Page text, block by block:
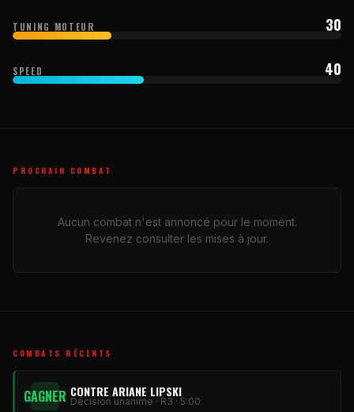
TUNING MOTEUR 30
SPEED 40
PROCHAIN COMBAT
Aucun combat n'est annoncé pour le moment.
Revenez consulter les mises à jour.
COMBATS RÉCENTS
GAGNER CONTRE ARIANE LIPSKI
Décision unanime · R3 · 5:00